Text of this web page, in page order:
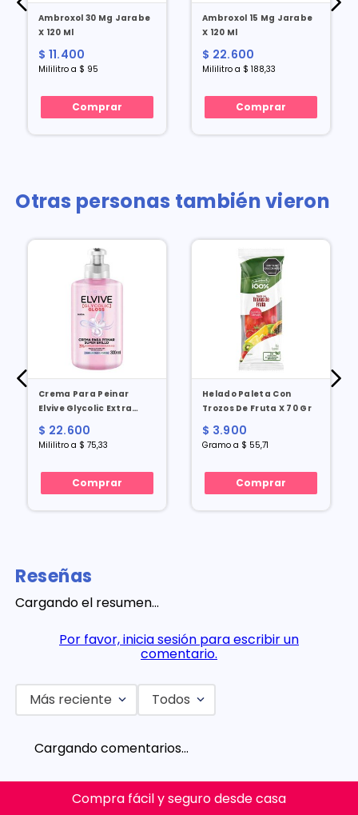
Ambroxol 30 Mg Jarabe
X 120 Ml
$ 11.400
Mililitro a $ 95
Comprar
Ambroxol 15 Mg Jarabe
X 120 Ml
$ 22.600
Mililitro a $ 188,33
Comprar
Otras personas también vieron
Crema Para Peinar
Elvive Glycolic Extra
Brillo X 300 Ml
$ 22.600
Mililitro a $ 75,33
Comprar
Helado Paleta Con
Trozos De Fruta X 70 Gr
$ 3.900
Gramo a $ 55,71
Comprar
Reseñas
Cargando el resumen…
Por favor, inicia sesión para escribir un
comentario.
Más reciente Todos
Cargando comentarios…
Compra fácil y seguro desde casa